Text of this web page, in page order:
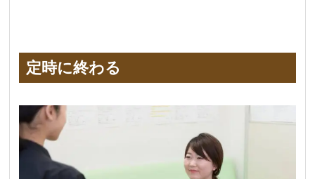
定時に終わる